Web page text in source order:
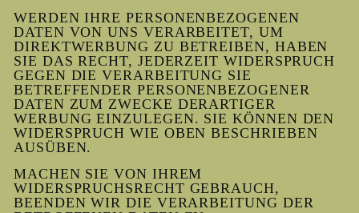
WERDEN IHRE PERSONENBEZOGENEN
DATEN VON UNS VERARBEITET, UM
DIREKTWERBUNG ZU BETREIBEN, HABEN
SIE DAS RECHT, JEDERZEIT WIDERSPRUCH
GEGEN DIE VERARBEITUNG SIE
BETREFFENDER PERSONENBEZOGENER
DATEN ZUM ZWECKE DERARTIGER
WERBUNG EINZULEGEN. SIE KÖNNEN DEN
WIDERSPRUCH WIE OBEN BESCHRIEBEN
AUSÜBEN.
MACHEN SIE VON IHREM
WIDERSPRUCHSRECHT GEBRAUCH,
BEENDEN WIR DIE VERARBEITUNG DER